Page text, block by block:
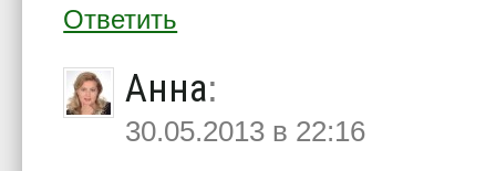
Ответить
Анна:
30.05.2013 в 22:16